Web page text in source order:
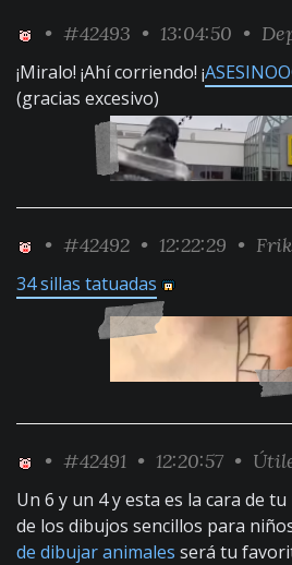
• #42493 • 13:04:50 •
¡Miralo! ¡Ahí corriendo! ¡
(gracias excesivo)
• #42492 • 12:22:29 •
34 sillas tatuadas
• #42491 • 12:20:57 •
Un 6 y un 4 y esta es la cara de
de los dibujos sencillos para
de dibujar animales será tu